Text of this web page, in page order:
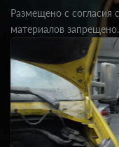
Размещено с согласия
материалов запрещено.